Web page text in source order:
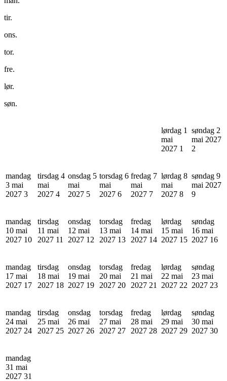
tir.
ons.
tor.
fre.
lør.
søn.
lørdag 1
mai
2027 1
søndag 2
mai 2027
2
mandag
3 mai
2027 3
tirsdag 4
mai
2027 4
onsdag 5
mai
2027 5
torsdag 6
mai
2027 6
fredag 7
mai
2027 7
lørdag 8
mai
2027 8
søndag 9
mai 2027
9
mandag
10 mai
2027 10
tirsdag
11 mai
2027 11
onsdag
12 mai
2027 12
torsdag
13 mai
2027 13
fredag
14 mai
2027 14
lørdag
15 mai
2027 15
søndag
16 mai
2027 16
mandag
17 mai
2027 17
tirsdag
18 mai
2027 18
onsdag
19 mai
2027 19
torsdag
20 mai
2027 20
fredag
21 mai
2027 21
lørdag
22 mai
2027 22
søndag
23 mai
2027 23
mandag
24 mai
2027 24
tirsdag
25 mai
2027 25
onsdag
26 mai
2027 26
torsdag
27 mai
2027 27
fredag
28 mai
2027 28
lørdag
29 mai
2027 29
søndag
30 mai
2027 30
mandag
31 mai
2027 31